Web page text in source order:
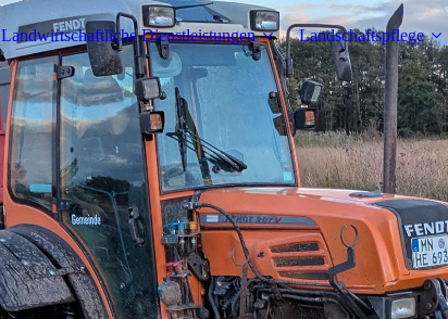
Landwirtschaftliche Dienstleistungen Landschaftspflege